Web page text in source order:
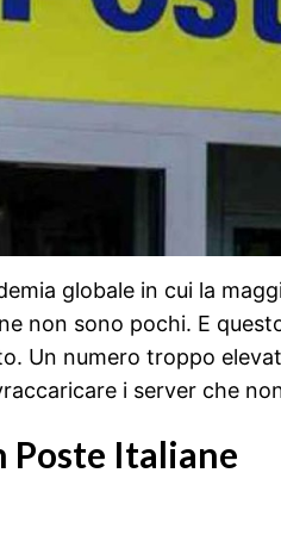
globale in cui la
non sono pochi. E
Un numero troppo
i server che
Poste Italiane